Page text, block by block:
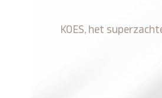
KOES, het